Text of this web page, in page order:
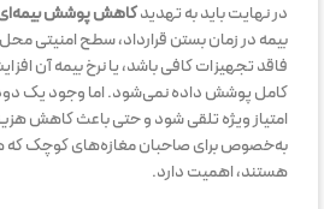
در نهایت باید به تهدیدکاهش پوشش
بیمه در زمان بستن قرارداد، سطح امنیتی محل
فاقد تجهیزات کافی باشد، یا نرخ بیمه آن
کامل پوشش داده نمی‌شود. اما وجود یک
امتیاز ویژه تلقی شود و حتی باعث کاهش
به‌خصوص برای صاحبان مغازه‌های کوچک که
هستند، اهمیت دارد.